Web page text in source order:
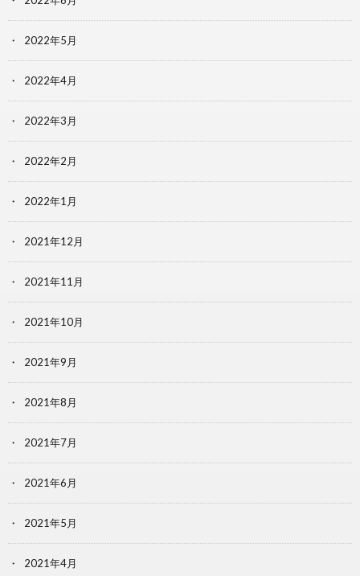
2022年5月
2022年4月
2022年3月
2022年2月
2022年1月
2021年12月
2021年11月
2021年10月
2021年9月
2021年8月
2021年7月
2021年6月
2021年5月
2021年4月